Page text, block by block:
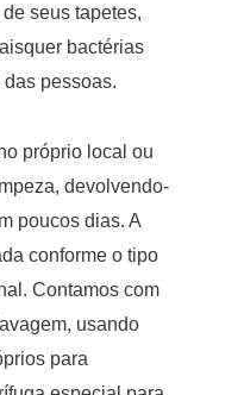
seus tapetes,
bactérias
pessoas.
próprio local ou
devolvendo-
poucos dias. A
conforme o tipo
Contamos com
usando
para